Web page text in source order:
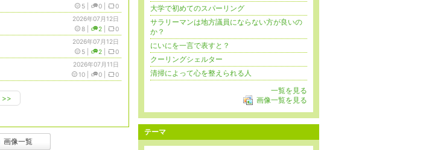
5
0 0
2026年07月12日
8
2 0
2026年07月12日
5
2 0
2026年07月11日
10
0 0
>>
画像一覧
大学で初めてのスパーリング
サラリーマンは地方議員にならない方が良いの
か？
にいにを一言で表すと？
クーリングシェルター
清掃によって心を整えられる人
一覧を見る
画像一覧を見る
テーマ